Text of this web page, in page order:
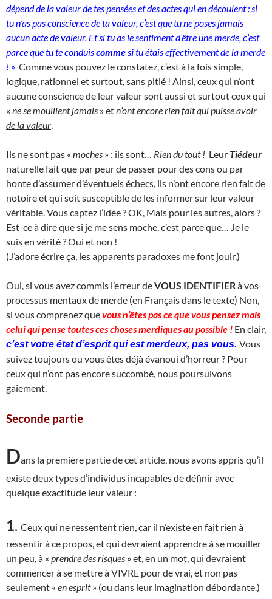
dépend de la valeur de tes pensées et des actes qui en découlent : si
tu n’as pas conscience de ta valeur, c’est que tu ne poses jamais
aucun acte de valeur. Et si tu as le sentiment d’être une merde, c’est
parce que tu te conduiscomme situ étais effectivement de la merde
! » Comme vous pouvez le constatez, c’est à la fois simple,
logique, rationnel et surtout, sans pitié ! Ainsi, ceux qui n’ont
aucune conscience de leur valeur sont aussi et surtout ceux qui
« ne se mouillent jamais » etn’ont encore rien fait qui puisse avoir
de la valeur
Ils ne sont pas « moches » : ils sont… Rien du tout ! Leur Tiédeur
naturelle fait que par peur de passer pour des cons ou par
honte d’assumer d’éventuels échecs, ils n’ont encore rien fait de
notoire et qui soit susceptible de les informer sur leur valeur
véritable. Vous captez l’idée ? OK, Mais pour les autres, alors ?
Est-ce à dire que si je me sens moche, c’est parce que… Je le
suis en vérité ? Oui et non !
(J’adore écrire ça, les apparents paradoxes me font jouir.)
Oui, si vous avez commis l’erreur deVOUS IDENTIFIERà vos
processus mentaux de merde (en Français dans le texte) Non,
si vous comprenez quevous n’êtes pas ce que vous pensez mais
celui qui pense toutes ces choses merdiques au possible ! En clair,
c’est votre état d’esprit qui est merdeux, pas vous. Vous
suivez toujours ou vous êtes déjà évanoui d’horreur ? Pour
ceux qui n’ont pas encore succombé, nous poursuivons
gaiement.
Seconde partie
Dans la première partie de cet article, nous avons appris qu’il
existe deux types d’individus incapables de définir avec
quelque exactitude leur valeur :
1. Ceux qui ne ressentent rien, car il n’existe en fait rien à
ressentir à ce propos, et qui devraient apprendre à se mouiller
un peu, à « prendre des risques » et, en un mot, qui devraient
commencer à se mettre à VIVRE pour de vrai, et non pas
seulement « en esprit» (ou dans leur imagination débordante.)